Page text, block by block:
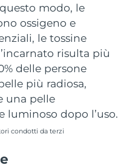
modo, le
ossigeno e
le tossine
risulta più
delle persone
più radiosa,
una pelle
luminoso dopo l’uso.
condotti da terzi